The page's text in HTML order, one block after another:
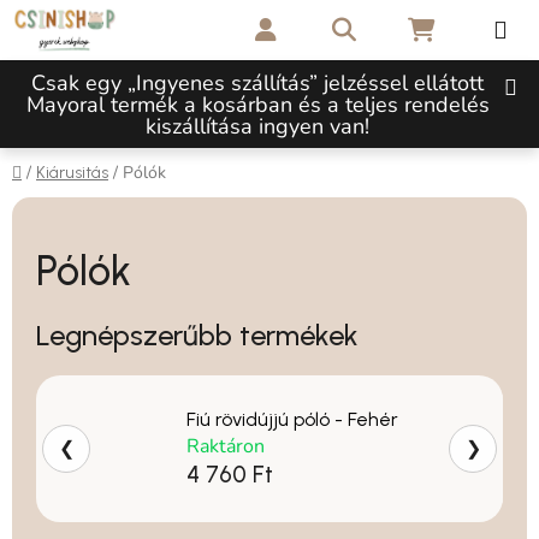
Ugrás a fő tartalomhoz
Csak egy „Ingyenes szállítás” jelzéssel ellátott
Mayoral termék a kosárban és a teljes rendelés
kiszállítása ingyen van!
KeresésKOSÁR
Kezdőlap
/ Kiárusitás / Pólók
Pólók
Legnépszerűbb termékek
Fiú rövidújjú póló - Fehér
Raktáron
4 760 Ft
❮ ❯